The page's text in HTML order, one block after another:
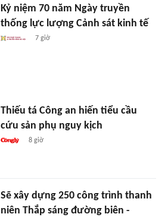
Kỷ niệm 70 năm Ngày truyền
thống lực lượng Cảnh sát kinh tế
7 giờ
Thiếu tá Công an hiến tiểu cầu
cứu sản phụ nguy kịch
8 giờ
Sẽ xây dựng 250 công trình thanh
niên Thắp sáng đường biên -